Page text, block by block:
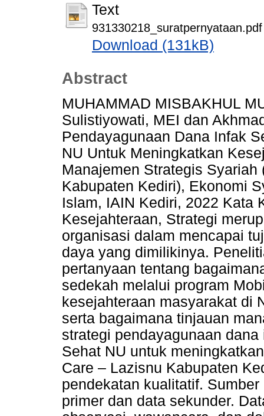
Text
931330218_suratpernyataan.pdf
Download (131kB)
Abstract
MUHAMMAD MISBAKHUL
Sulistiyowati, MEI dan
Pendayagunaan Dana Infak
NU Untuk Meningkatkan
Manajemen Strategis
Kabupaten Kediri), Ekonomi
Islam, IAIN Kediri, 2022 Kata
Kesejahteraan, Strategi
organisasi dalam mencapai
daya yang dimilikinya.
pertanyaan tentang
sedekah melalui program
kesejahteraan masyarakat di
serta bagaimana tinjauan
strategi pendayagunaan
Sehat NU untuk
Care – Lazisnu Kabupaten
pendekatan kualitatif.
primer dan data sekunder.